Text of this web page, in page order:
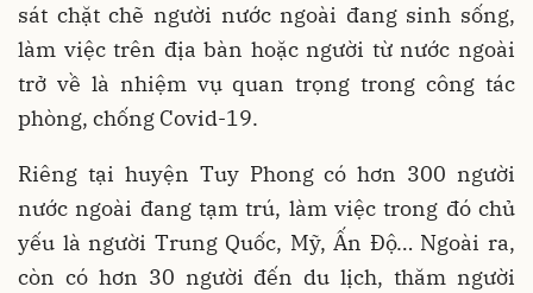
sát chặt chẽ người nước ngoài đang sinh sống,
làm việc trên địa bàn hoặc người từ nước ngoài
trở về là nhiệm vụ quan trọng trong công tác
phòng, chống Covid-19.
Riêng tại huyện Tuy Phong có hơn 300 người
nước ngoài đang tạm trú, làm việc trong đó chủ
yếu là người Trung Quốc, Mỹ, Ấn Độ… Ngoài ra,
còn có hơn 30 người đến du lịch, thăm người